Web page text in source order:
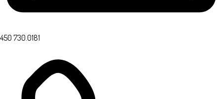
450 730.0181